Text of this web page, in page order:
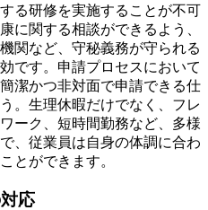
る研修を実施することが不可
に関する相談ができるよう、
関など、守秘義務が守られる
です。申請プロセスにおいて
潔かつ非対面で申請できる仕
。生理休暇だけでなく、フレ
ーク、短時間勤務など、多様
、従業員は自身の体調に合わ
とができます。
応